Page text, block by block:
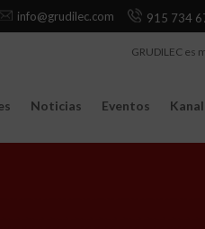
info@grudilec.com 915 734
Noticias Eventos
GRUDILEC es